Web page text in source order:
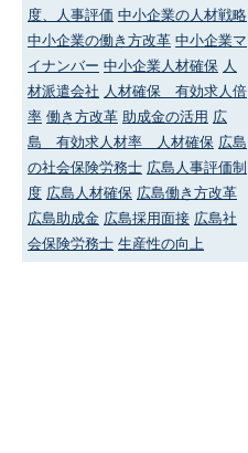
度、人事評価 中小企業の人材戦略
中小企業の働き方改革 中小企業マ
イナンバー 中小企業人材確保 人
材派遣会社 人材確保 有効求人倍
率 働き方改革 助成金の活用 広
島 有効求人材率 人材確保 広島
の社会保険労務士 広島人事評価制
度 広島人材確保 広島働き方改革
広島助成金 広島採用面接 広島社
会保険労務士 生産性の向上